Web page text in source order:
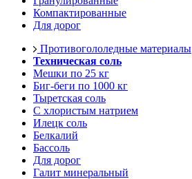
Компактированные
Для дорог
Противогололедные материалы
Техническая соль
Мешки по 25 кг
Биг-беги по 1000 кг
Тыретская соль
С хлористым натрием
Илецк соль
Белкалий
Бассоль
Для дорог
Галит минеральный